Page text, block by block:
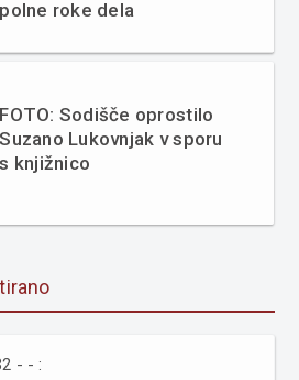
polne roke dela
FOTO: Sodišče oprostilo
Suzano Lukovnjak v sporu
s knjižnico
- - :